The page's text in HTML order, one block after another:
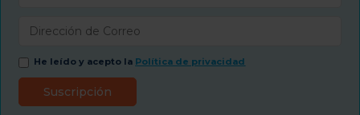
He leído y acepto la Política de privacidad